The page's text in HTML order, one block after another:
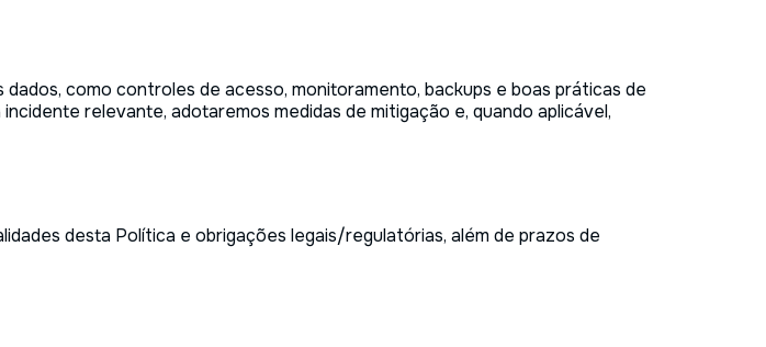
como controles de acesso, monitoramento, backups e boas práticas de
relevante, adotaremos medidas de mitigação e, quando aplicável,
desta Política e obrigações legais/regulatórias, além de prazos de